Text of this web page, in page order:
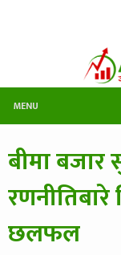
MENU
बीमा बजार
रणनीतिबारे
छलफल